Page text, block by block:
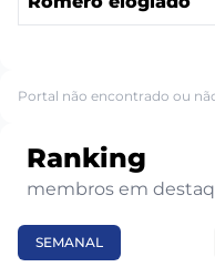
Portal não encontrado ou
Ranking
membros em
SEMANAL